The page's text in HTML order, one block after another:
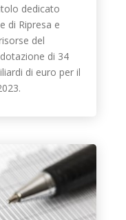
dedicato
di Ripresa e
del
di 34
di euro per il